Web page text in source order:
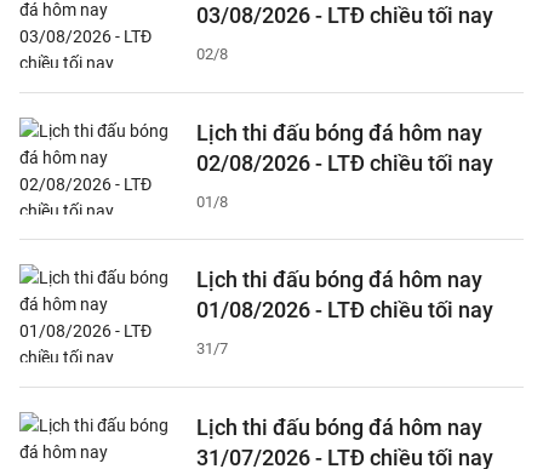
03/08/2026 - LTĐ chiều tối nay
02/8
Lịch thi đấu bóng đá hôm nay
02/08/2026 - LTĐ chiều tối nay
01/8
Lịch thi đấu bóng đá hôm nay
01/08/2026 - LTĐ chiều tối nay
31/7
Lịch thi đấu bóng đá hôm nay
31/07/2026 - LTĐ chiều tối nay